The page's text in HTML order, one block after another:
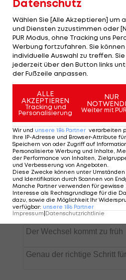
"Der Sprung in diePremier
ein besonderer und
Karriereschritt. Er hat sich
sehr gut entwickelt und
Robustheit gute
auch in England
Marcus Mann.
Berichten zufolge fließt
Summe in die Mozartstadt
Datenschutz
Wählen Sie [Alle Akzeptieren] um
und Diensten zuzustimmen oder
PUR Modus, ohne Tracking uns
Werbung fortzufahren. Sie
individuelle Auswahl zu treffen.
jederzeit über den Button links
der Fußzeile anpassen.
ALLE
AKZEPTIEREN
Tracking und
Personalisierung
NUR
Weiter mit
Wir und unsere 186 Partner verarbeiten
Ihre IP-Adresse und Browser-Attribute
Speichern von oder Zugriff auf
Personalisierte Werbung und Inhalte,
der Performance von Inhalten,
und Verbesserung von Angeboten
Diese Zwecke können unter Umständen
und Identifikation durch Scannen von
Manche Partner verwenden für
Interesse als Rechtsgrundlage für die
dazu, sowie die Möglichkeit Ihr
verfügbar: unsere 186 Partner
Impressum|Datenschutzrichtlinie